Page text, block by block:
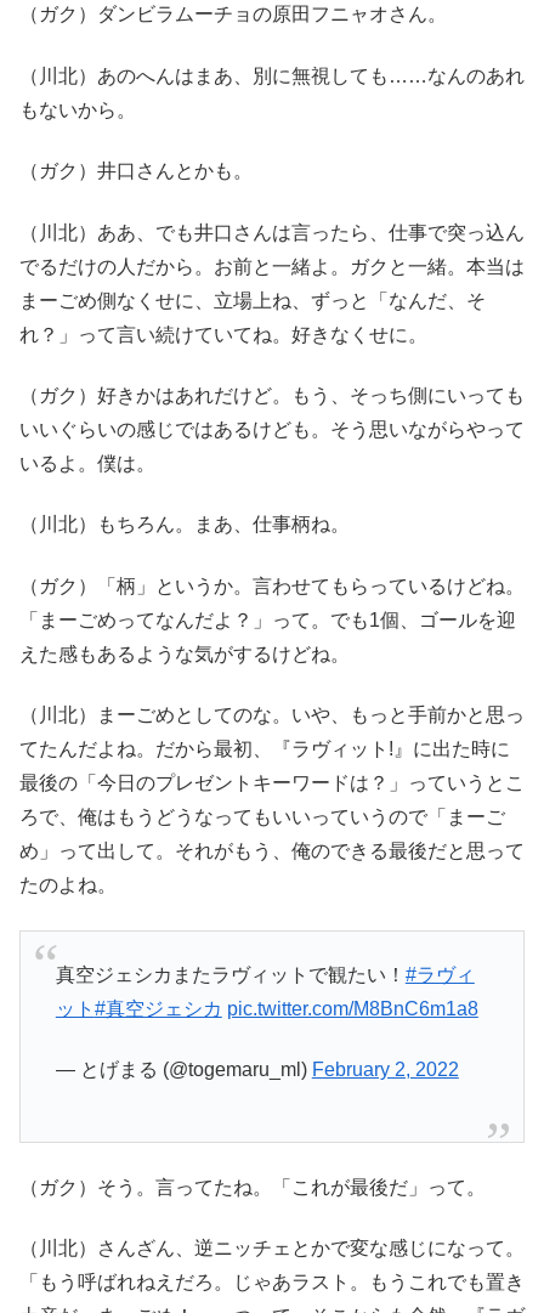
（ガク）ダンビラムーチョの原田フニャオさん。
（川北）あのへんはまあ、別に無視しても……なんのあれ
もないから。
（ガク）井口さんとかも。
（川北）ああ、でも井口さんは言ったら、仕事で突っ込ん
でるだけの人だから。お前と一緒よ。ガクと一緒。本当は
まーごめ側なくせに、立場上ね、ずっと「なんだ、そ
れ？」って言い続けていてね。好きなくせに。
（ガク）好きかはあれだけど。もう、そっち側にいっても
いいぐらいの感じではあるけども。そう思いながらやって
いるよ。僕は。
（川北）もちろん。まあ、仕事柄ね。
（ガク）「柄」というか。言わせてもらっているけどね。
「まーごめってなんだよ？」って。でも1個、ゴールを迎
えた感もあるような気がするけどね。
（川北）まーごめとしてのな。いや、もっと手前かと思っ
てたんだよね。だから最初、『ラヴィット!』に出た時に
最後の「今日のプレゼントキーワードは？」っていうとこ
ろで、俺はもうどうなってもいいっていうので「まーご
め」って出して。それがもう、俺のできる最後だと思って
たのよね。
真空ジェシカまたラヴィットで観たい！ #ラヴィ
ット #真空ジェシカ pic.twitter.com/M8BnC6m1a8
— とげまる (@togemaru_ml) February 2, 2022
（ガク）そう。言ってたね。「これが最後だ」って。
（川北）さんざん、逆ニッチェとかで変な感じになって。
「もう呼ばれねえだろ。じゃあラスト。もうこれでも置き